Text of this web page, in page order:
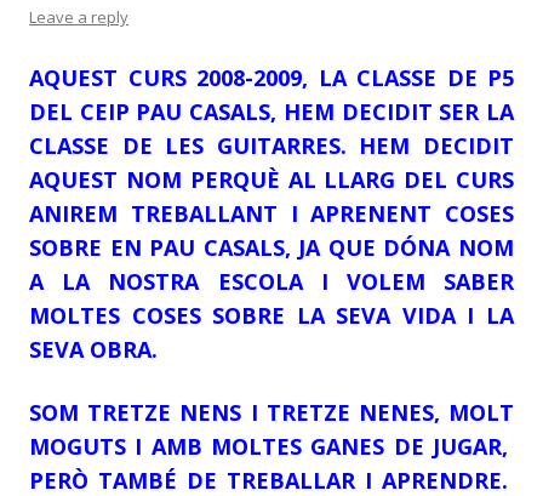
Leave a reply
AQUEST CURS 2008-2009, LA CLASSE DE P5
DEL CEIP PAU CASALS, HEM DECIDIT SER LA
CLASSE DE LES GUITARRES. HEM DECIDIT
AQUEST NOM PERQUÈ AL LLARG DEL CURS
ANIREM TREBALLANT I APRENENT COSES
SOBRE EN PAU CASALS, JA QUE DÓNA NOM
A LA NOSTRA ESCOLA I VOLEM SABER
MOLTES COSES SOBRE LA SEVA VIDA I LA
SEVA OBRA.
SOM TRETZE NENS I TRETZE NENES, MOLT
MOGUTS I AMB MOLTES GANES DE JUGAR,
PERÒ TAMBÉ DE TREBALLAR I APRENDRE.